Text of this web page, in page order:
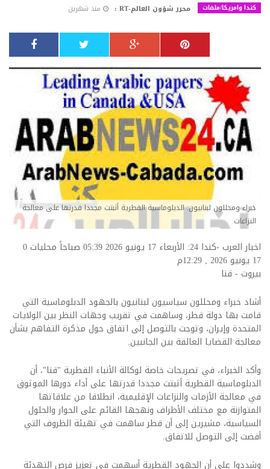
كندا وامريكا/ملفات محرر شؤون العالم-RT : منذ شهرين
خبراء ومحللون لبنانيون: الدبلوماسية القطرية أثبتت مجددا قدرتها على معالجة
النزاعات
اخبار العرب -كندا 24: الأربعاء 17 يونيو 2026 05:39 صباحاً محليات
0
17 يونيو 2026 , 12:29م
بيروت - قنا
أشاد خبراء ومحللون سياسيون لبنانيون بالجهود الدبلوماسية التي
قامت بها دولة قطر، وساهمت في تقريب وجهات النظر بين الولايات
المتحدة وإيران، وتوجت بالتوصل إلى اتفاق حول مذكرة التفاهم بشأن
معالجة القضايا العالقة بين الجانبين.
وأكد الخبراء، في تصريحات خاصة لوكالة الأنباء القطرية "قنا"، أن
الدبلوماسية القطرية أثبتت مجددا قدرتها على أداء دورها الموثوق
في معالجة الأزمات والنزاعات الإقليمية، انطلاقا من علاقاتها
المتوازنة مع مختلف الأطراف ونهجها القائم على الحوار والحلول
السياسية، مشيرين إلى أن قطر ساهمت في تهيئة الظروف التي
أفضت إلى التوصل للاتفاق.
وشددوا على أن الجهود القطرية أسهمت في تعزيز فرص التهدئة